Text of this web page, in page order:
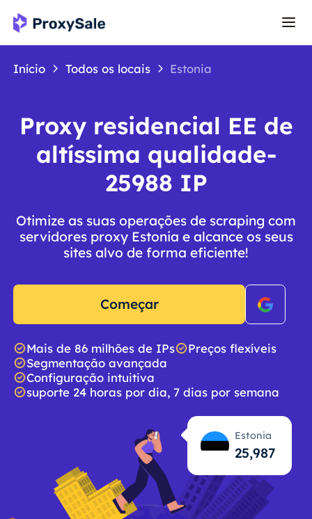
Início Todos os locais Estonia
Proxy residencial EE de
altíssima qualidade-
25988 IP
Otimize as suas operações de scraping com
servidores proxy Estonia e alcance os seus
sites alvo de forma eficiente!
Começar
Mais de 86 milhões de IPs
Preços flexíveis
Segmentação avançada
Configuração intuitiva
suporte 24 horas por dia, 7 dias por semana
Estonia
25,988